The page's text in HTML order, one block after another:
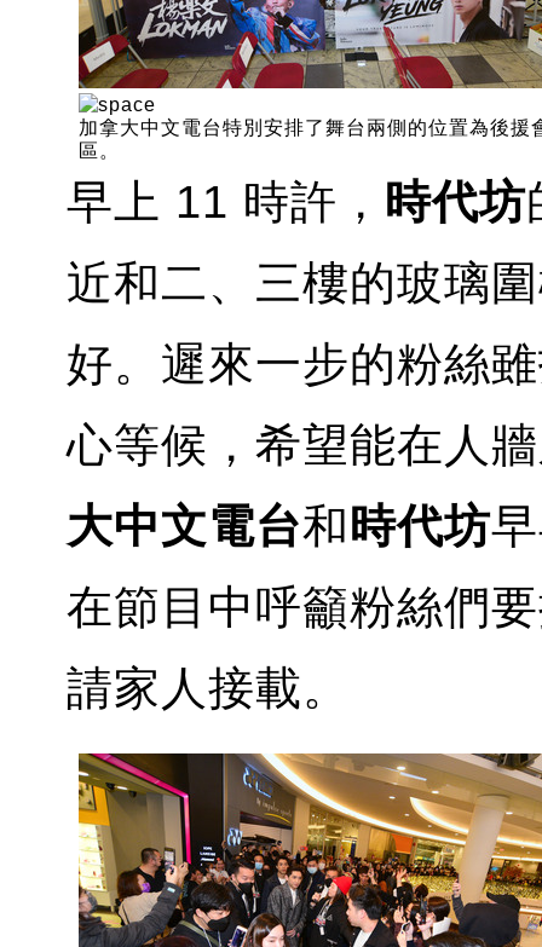
加拿大中文電台特別安排了舞台兩側的位置為後援
區。
早上 11 時許， 時代坊
近和二、三樓的玻璃
好。遲來一步的粉絲
心等候，希望能在人
大中文電台和時代坊
在節目中呼籲粉絲們
請家人接載。